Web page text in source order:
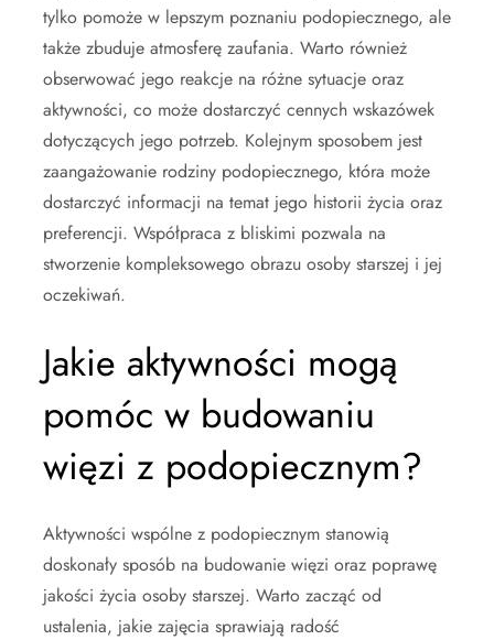
tylko pomoże w lepszym poznaniu podopiecznego, ale
także zbuduje atmosferę zaufania. Warto również
obserwować jego reakcje na różne sytuacje oraz
aktywności, co może dostarczyć cennych wskazówek
dotyczących jego potrzeb. Kolejnym sposobem jest
zaangażowanie rodziny podopiecznego, która może
dostarczyć informacji na temat jego historii życia oraz
preferencji. Współpraca z bliskimi pozwala na
stworzenie kompleksowego obrazu osoby starszej i jej
oczekiwań.
Jakie aktywności mogą
pomóc w budowaniu
więzi z podopiecznym?
Aktywności wspólne z podopiecznym stanowią
doskonały sposób na budowanie więzi oraz poprawę
jakości życia osoby starszej. Warto zacząć od
ustalenia, jakie zajęcia sprawiają radość